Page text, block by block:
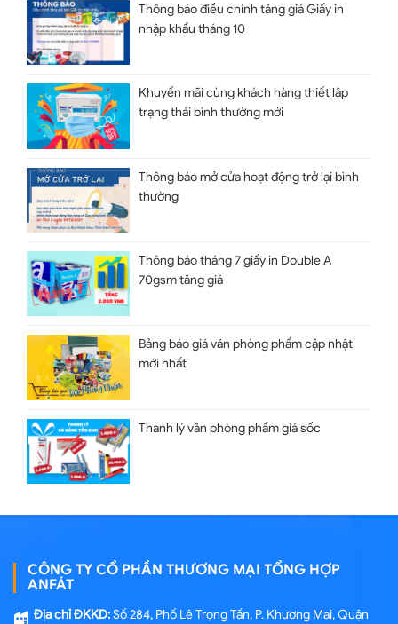
Thông báo điều chỉnh tăng giá Giấy in
nhập khẩu tháng 10
Khuyến mãi cùng khách hàng thiết lập
trạng thái bình thường mới
Thông báo mở cửa hoạt động trở lại bình
thường
Thông báo tháng 7 giấy in Double A
70gsm tăng giá
Bảng báo giá văn phòng phẩm cập nhật
mới nhất
Thanh lý văn phòng phẩm giá sốc
CÔNG TY CỔ PHẦN THƯƠNG MẠI TỔNG HỢP
ANFÁT
Địa chỉ ĐKKD:Số 284, Phố Lê Trọng Tấn, P. Khương Mai, Quận